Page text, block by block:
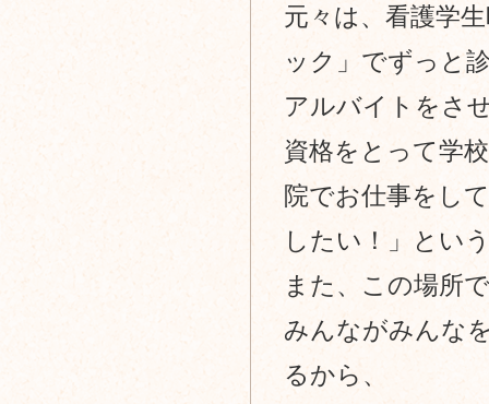
元々は、看護学
ック」でずっと
アルバイトをさ
資格をとって学
院でお仕事をし
したい！」とい
また、この場所
みんながみんな
るから、